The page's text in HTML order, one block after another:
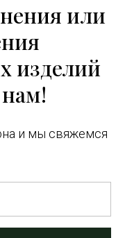
или
изделий
и мы свяжемся